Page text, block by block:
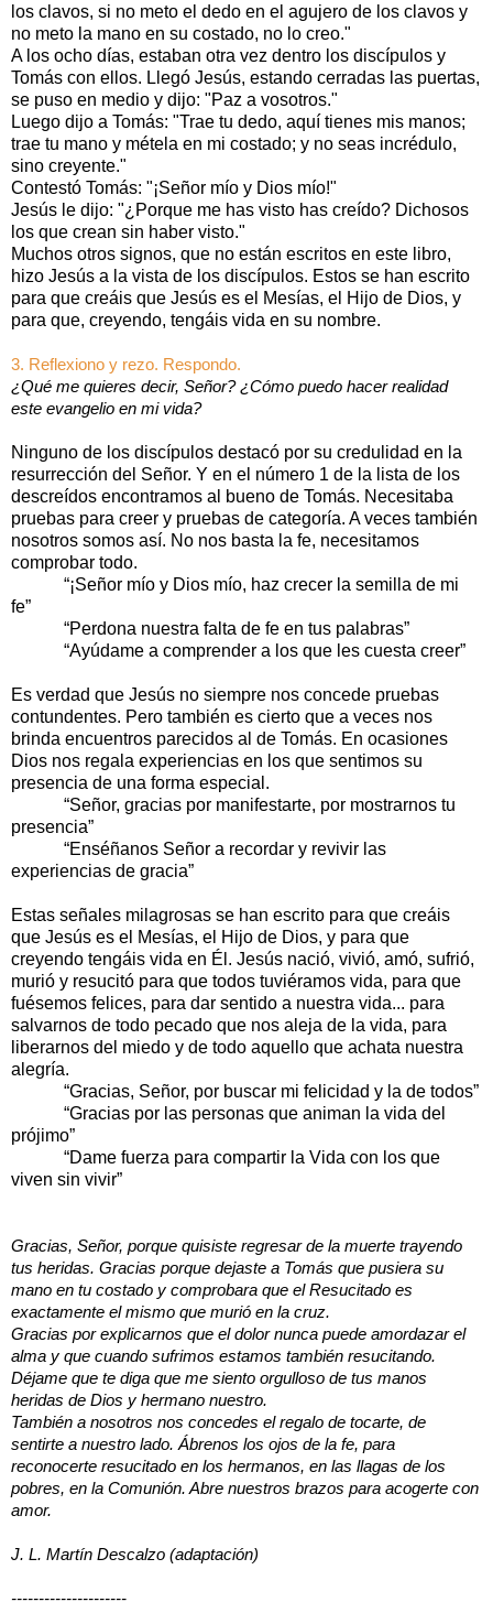
los clavos, si no meto el dedo en el agujero de los clavos y
no meto la mano en su costado, no lo creo."
A los ocho días, estaban otra vez dentro los discípulos y
Tomás con ellos. Llegó Jesús, estando cerradas las puertas,
se puso en medio y dijo: "Paz a vosotros."
Luego dijo a Tomás: "Trae tu dedo, aquí tienes mis manos;
trae tu mano y métela en mi costado; y no seas incrédulo,
sino creyente."
Contestó Tomás: "¡Señor mío y Dios mío!"
Jesús le dijo: "¿Porque me has visto has creído? Dichosos
los que crean sin haber visto."
Muchos otros signos, que no están escritos en este libro,
hizo Jesús a la vista de los discípulos. Estos se han escrito
para que creáis que Jesús es el Mesías, el Hijo de Dios, y
para que, creyendo, tengáis vida en su nombre.
3. Reflexiono y rezo. Respondo.
¿Qué me quieres decir, Señor? ¿Cómo puedo hacer realidad
este evangelio en mi vida?
Ninguno de los discípulos destacó por su credulidad en la
resurrección del Señor. Y en el número 1 de la lista de los
descreídos encontramos al bueno de Tomás. Necesitaba
pruebas para creer y pruebas de categoría. A veces también
nosotros somos así. No nos basta la fe, necesitamos
comprobar todo.
“¡Señor mío y Dios mío, haz crecer la semilla de mi
fe”
“Perdona nuestra falta de fe en tus palabras”
“Ayúdame a comprender a los que les cuesta creer”
Es verdad que Jesús no siempre nos concede pruebas
contundentes. Pero también es cierto que a veces nos
brinda encuentros parecidos al de Tomás. En ocasiones
Dios nos regala experiencias en los que sentimos su
presencia de una forma especial.
“Señor, gracias por manifestarte, por mostrarnos tu
presencia”
“Enséñanos Señor a recordar y revivir las
experiencias de gracia”
Estas señales milagrosas se han escrito para que creáis
que Jesús es el Mesías, el Hijo de Dios, y para que
creyendo tengáis vida en Él. Jesús nació, vivió, amó, sufrió,
murió y resucitó para que todos tuviéramos vida, para que
fuésemos felices, para dar sentido a nuestra vida... para
salvarnos de todo pecado que nos aleja de la vida, para
liberarnos del miedo y de todo aquello que achata nuestra
alegría.
“Gracias, Señor, por buscar mi felicidad y la de todos”
“Gracias por las personas que animan la vida del
prójimo”
“Dame fuerza para compartir la Vida con los que
viven sin vivir”
Gracias, Señor, porque quisiste regresar de la muerte trayendo
tus heridas. Gracias porque dejaste a Tomás que pusiera su
mano en tu costado y comprobara que el Resucitado es
exactamente el mismo que murió en la cruz.
Gracias por explicarnos que el dolor nunca puede amordazar el
alma y que cuando sufrimos estamos también resucitando.
Déjame que te diga que me siento orgulloso de tus manos
heridas de Dios y hermano nuestro.
También a nosotros nos concedes el regalo de tocarte, de
sentirte a nuestro lado. Ábrenos los ojos de la fe, para
reconocerte resucitado en los hermanos, en las llagas de los
pobres, en la Comunión. Abre nuestros brazos para acogerte con
amor.
J. L. Martín Descalzo (adaptación)
---------------------